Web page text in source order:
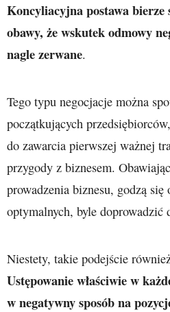
Koncyliacyjna postawa bierze
obawy, że wskutek odmowy
nagle zerwane.
Tego typu negocjacje można
początkujących
do zawarcia pierwszej ważnej
przygody z biznesem.
prowadzenia biznesu, godzą
optymalnych, byle doprowadzić
Niestety, takie podejście
Ustępowanie właściwie w
w negatywny sposób na